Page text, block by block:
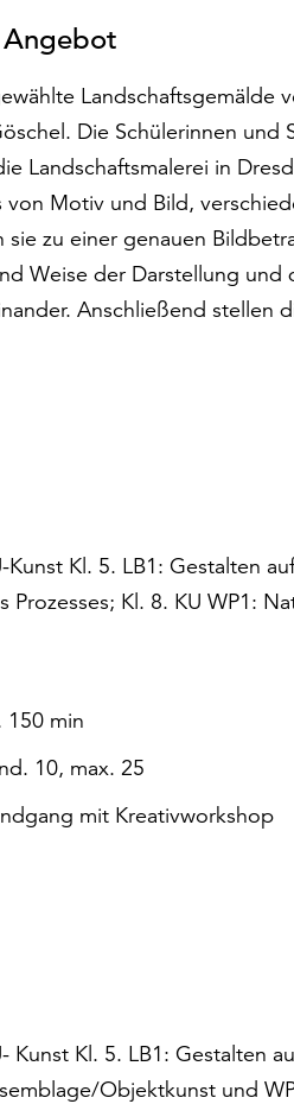
Landschaftsgemälde
Die Schülerinnen
Landschaftsmalerei in
von Motiv und Bild,
zu einer genauen
Weise der Darstellung
Anschließend stellen
Kunst Kl. 5. LB1: Gestalten
Prozesses; Kl. 8. KU WP1:
150 min
10, max. 25
mit Kreativworkshop
Kunst Kl. 5. LB1: Gestalten
Objektkunst und